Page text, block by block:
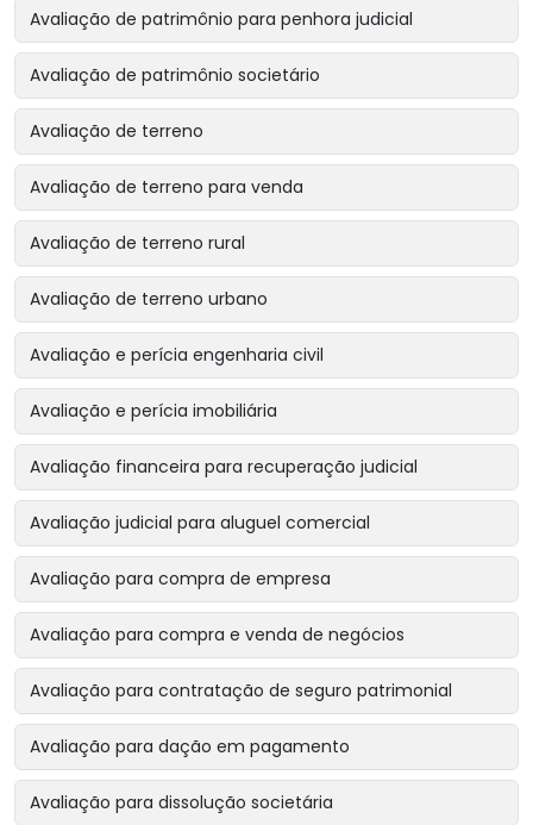
Avaliação de patrimônio para penhora judicial
Avaliação de patrimônio societário
Avaliação de terreno
Avaliação de terreno para venda
Avaliação de terreno rural
Avaliação de terreno urbano
Avaliação e perícia engenharia civil
Avaliação e perícia imobiliária
Avaliação financeira para recuperação judicial
Avaliação judicial para aluguel comercial
Avaliação para compra de empresa
Avaliação para compra e venda de negócios
Avaliação para contratação de seguro patrimonial
Avaliação para dação em pagamento
Avaliação para dissolução societária